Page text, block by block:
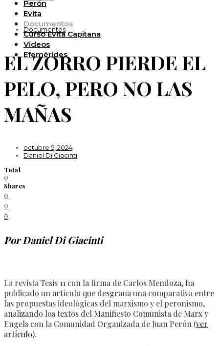
Perón
Evita
Documentos
Curso Evita Capitana
Videos
Efemérides
Documentos
EL ZORRO PIERDE EL
PELO, PERO NO LAS
MAÑAS
octubre 5, 2024
Daniel Di Giacinti
Total
0
Shares
0
0
0
Por Daniel Di Giacinti
La revista Tesis 11 con la firma de Carlos Mendoza, ha
publicado un artículo que desgrana una comparativa entre
las propuestas ideológicas del marxismo y el peronismo,
analizando los textos del Manifiesto Comunista de Marx y
Engels con la Comunidad Organizada de Juan Perón (ver
artículo).